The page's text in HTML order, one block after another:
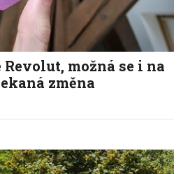
možná se i na
změna